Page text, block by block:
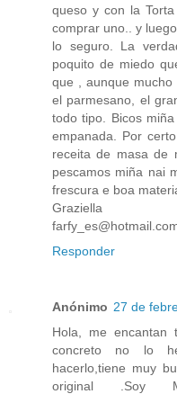
queso y con la
comprar uno.. y
lo seguro. La
poquito de miedo
que , aunque mucho
el parmesano, el
todo tipo. Bicos
empanada. Por
receita de masa de
pescamos miña nai
frescura e boa
Graziella
Responder
Anónimo 27 de
Hola, me
concreto no lo
hacerlo,tiene muy
original